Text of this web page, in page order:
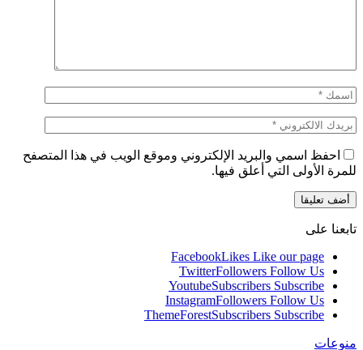
احفظ اسمي والبريد الإلكتروني وموقع الويب في هذا المتصفح
للمرة الأولى التي أعلق فيها.
تابعنا على
FacebookLikes Like our page
TwitterFollowers Follow Us
YoutubeSubscribers Subscribe
InstagramFollowers Follow Us
ThemeForestSubscribers Subscribe
منوعات